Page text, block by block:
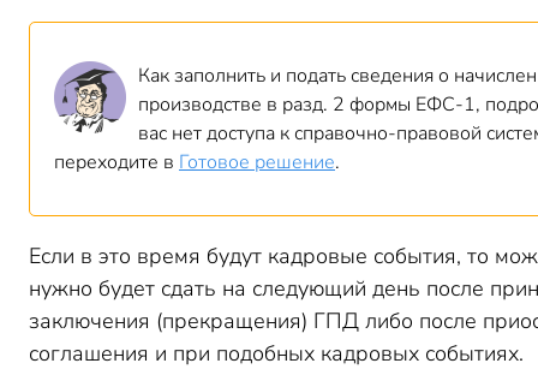
Как заполнить и подать сведения о
производстве в разд. 2 формы ЕФС-1,
вас нет доступа к справочно-правовой
переходите в Готовое решение.
Если в это время будут кадровые события, то
нужно будет сдать на следующий день после
заключения (прекращения) ГПД либо после
соглашения и при подобных кадровых событиях.